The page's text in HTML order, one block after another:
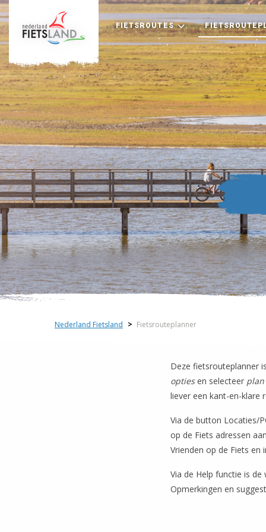
FIETSROUTES
Nederland Fietsland > Fietsrouteplanner
Deze fietsrouteplanner
optiesen selecteer
liever een kant-en-klare
Via de button Locaties/
op de Fiets adressen
Vrienden op de Fiets en
Via de Help functie is
Opmerkingen en